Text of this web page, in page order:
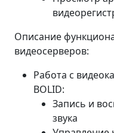
Описание
видеосерверов:
Работа с
BOLID:
Запись и
звука